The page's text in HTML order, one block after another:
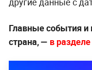
Главные события
страна, — в